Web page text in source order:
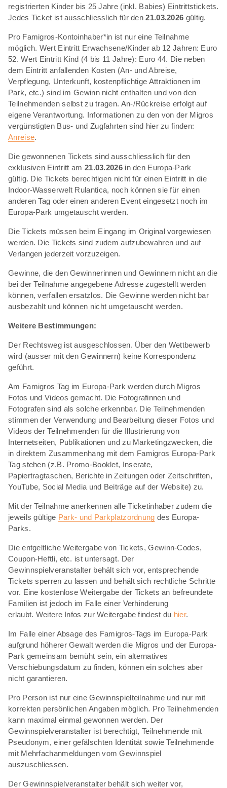
registrierten Kinder bis 25 Jahre (inkl. Babies) Eintrittstickets.
Jedes Ticket ist ausschliesslich für den21.03.2026 gültig.
Pro Famigros-Kontoinhaber*in ist nur eine Teilnahme
möglich. Wert Eintritt Erwachsene/Kinder ab 12 Jahren: Euro
52. Wert Eintritt Kind (4 bis 11 Jahre): Euro 44. Die neben
dem Eintritt anfallenden Kosten (An- und Abreise,
Verpflegung, Unterkunft, kostenpflichtige Attraktionen im
Park, etc.) sind im Gewinn nicht enthalten und von den
Teilnehmenden selbst zu tragen. An-/Rückreise erfolgt auf
eigene Verantwortung. Informationen zu den von der Migros
vergünstigten Bus- und Zugfahrten sind hier zu finden:
Anreise.
Die gewonnenen Tickets sind ausschliesslich für den
exklusiven Eintritt am 21.03.2026in den Europa-Park
gültig. Die Tickets berechtigen nicht für einen Eintritt in die
Indoor-Wasserwelt Rulantica, noch können sie für einen
anderen Tag oder einen anderen Event eingesetzt noch im
Europa-Park umgetauscht werden.
Die Tickets müssen beim Eingang im Original vorgewiesen
werden. Die Tickets sind zudem aufzubewahren und auf
Verlangen jederzeit vorzuzeigen.
Gewinne, die den Gewinnerinnen und Gewinnern nicht an die
bei der Teilnahme angegebene Adresse zugestellt werden
können, verfallen ersatzlos. Die Gewinne werden nicht bar
ausbezahlt und können nicht umgetauscht werden.
Weitere Bestimmungen:
Der Rechtsweg ist ausgeschlossen. Über den Wettbewerb
wird (ausser mit den Gewinnern) keine Korrespondenz
geführt.
Am Famigros Tag im Europa-Park werden durch Migros
Fotos und Videos gemacht. Die Fotografinnen und
Fotografen sind als solche erkennbar. Die Teilnehmenden
stimmen der Verwendung und Bearbeitung dieser Fotos und
Videos der Teilnehmenden für die Illustrierung von
Internetseiten, Publikationen und zu Marketingzwecken, die
in direktem Zusammenhang mit dem Famigros Europa-Park
Tag stehen (z.B. Promo-Booklet, Inserate,
Papiertragtaschen, Berichte in Zeitungen oder Zeitschriften,
YouTube, Social Media und Beiträge auf der Website) zu.
Mit der Teilnahme anerkennen alle Ticketinhaber zudem die
jeweils gültige Park- und Parkplatzordnung des Europa-
Parks.
Die entgeltliche Weitergabe von Tickets, Gewinn-Codes,
Coupon-Heftli, etc. ist untersagt. Der
Gewinnspielveranstalter behält sich vor, entsprechende
Tickets sperren zu lassen und behält sich rechtliche Schritte
vor. Eine kostenlose Weitergabe der Tickets an befreundete
Familien ist jedoch im Falle einer Verhinderung
erlaubt. Weitere Infos zur Weitergabe findest du hier.
Im Falle einer Absage des Famigros-Tags im Europa-Park
aufgrund höherer Gewalt werden die Migros und der Europa-
Park gemeinsam bemüht sein, ein alternatives
Verschiebungsdatum zu finden, können ein solches aber
nicht garantieren.
Pro Person ist nur eine Gewinnspielteilnahme und nur mit
korrekten persönlichen Angaben möglich. Pro Teilnehmenden
kann maximal einmal gewonnen werden. Der
Gewinnspielveranstalter ist berechtigt, Teilnehmende mit
Pseudonym, einer gefälschten Identität sowie Teilnehmende
mit Mehrfachanmeldungen vom Gewinnspiel
auszuschliessen.
Der Gewinnspielveranstalter behält sich weiter vor,